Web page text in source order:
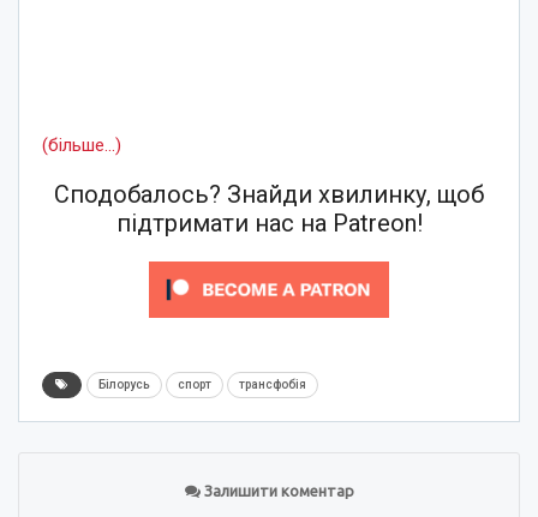
(більше…)
Сподобалось? Знайди хвилинку, щоб
підтримати нас на Patreon!
Білорусь спорт трансфобія
Залишити коментар